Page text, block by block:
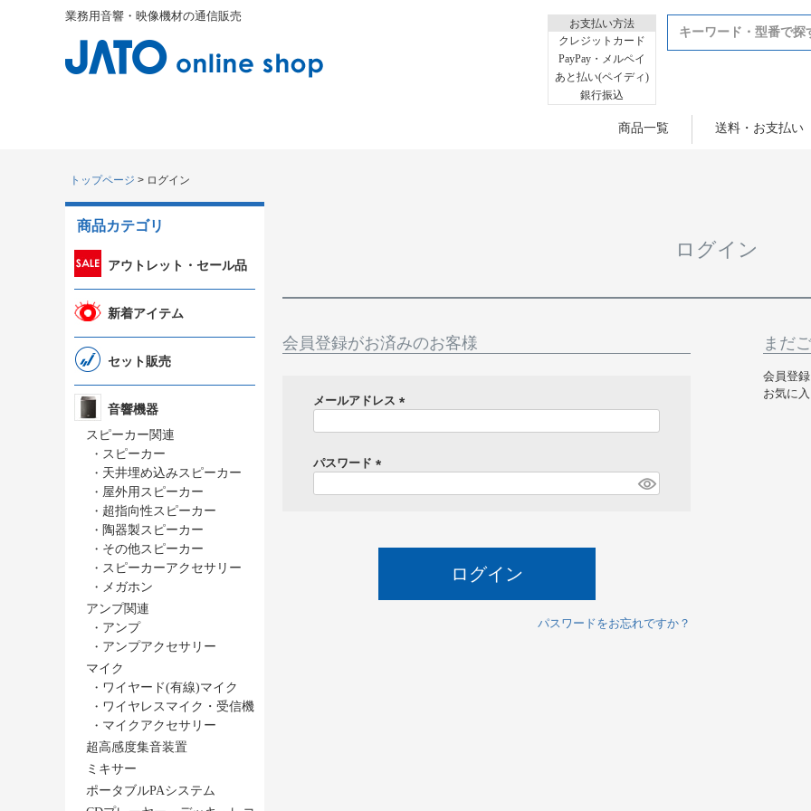
業務用音響・映像機材の通信販売
お支払い方法
クレジットカード
PayPay・メルペイ
あと払い(ペイディ)
銀行振込
商品一覧 送料・お支払い
トップページ ログイン
商品カテゴリ
アウトレット・セール品
新着アイテム
セット販売
音響機器
スピーカー関連
・ スピーカー
・ 天井埋め込みスピーカー
・ 屋外用スピーカー
・ 超指向性スピーカー
・ 陶器製スピーカー
・ その他スピーカー
・ スピーカーアクセサリー
・ メガホン
アンプ関連
・ アンプ
・ アンプアクセサリー
マイク
・ ワイヤード(有線)マイク
・ ワイヤレスマイク・受信機
・ マイクアクセサリー
超高感度集音装置
ミキサー
ポータブルPAシステム
ログイン
会員登録がお済みのお客様
メールアドレス
)
パスワード
ログイン
パスワードをお忘れですか？
まだ
会員登
お気に